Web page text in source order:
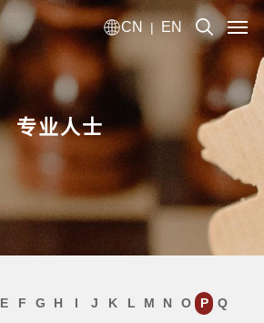
CN | EN
专业人士
E F G H I J K L M N O P Q